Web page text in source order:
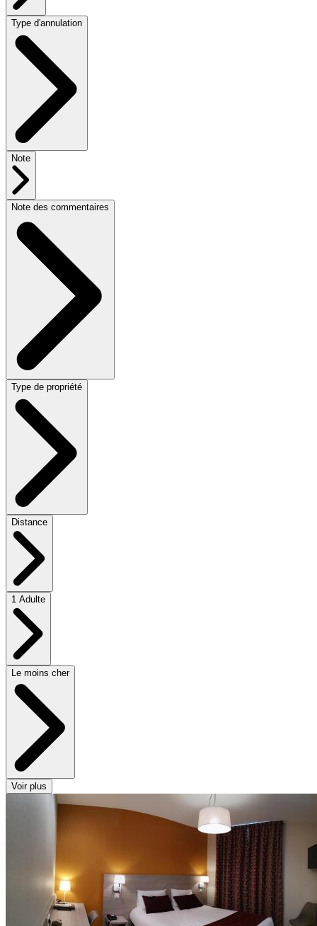
Type d'annulation
Note
Note des commentaires
Type de propriété
Distance
1 Adulte
Le moins cher
Voir plus